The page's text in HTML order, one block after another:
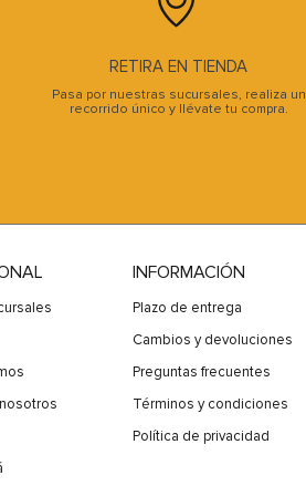
RETIRA EN TIENDA
Pasa por nuestras sucursales, realiza un
recorrido único y llévate tu compra.
INFORMACIÓN
Plazo de entrega
Cambios y devoluciones
Preguntas frecuentes
Términos y condiciones
Política de privacidad